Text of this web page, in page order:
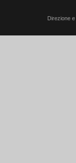
Direzione